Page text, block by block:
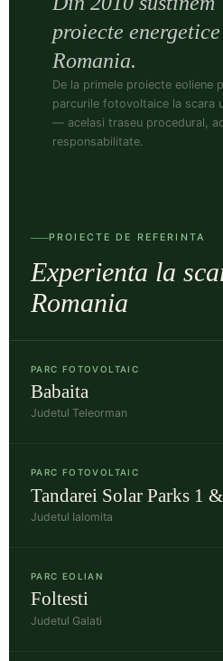
proiecte
Romania.
De la primele proiecte eoliene
parcurile fotovoltaice la scara
— acelasi traseu procedural,
responsabilitate.
PROIECTE DE REFERINTA
Experienta la
Romania
PARC FOTOVOLTAIC
Babaita
Judetul Teleorman
PARC FOTOVOLTAIC
Tandarei Solar Parks 1
Judetul Ialomita
PARC EOLIAN
Foltesti
Judetul Galati